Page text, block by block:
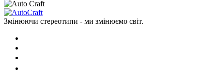
Змінюючи стереотипи - ми змінюємо світ.